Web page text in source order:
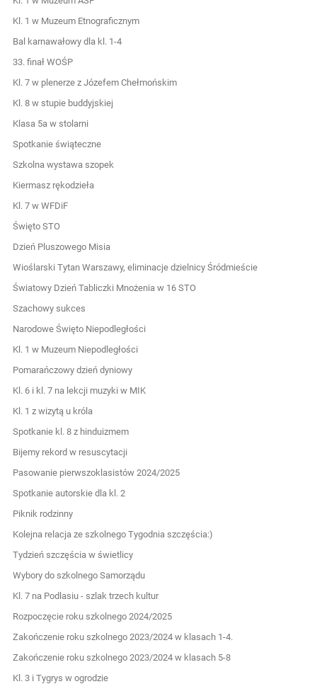
Kl. 1 w Muzeum Etnograficznym
Bal karnawałowy dla kl. 1-4
33. finał WOŚP
Kl. 7 w plenerze z Józefem Chełmońskim
Kl. 8 w stupie buddyjskiej
Klasa 5a w stolarni
Spotkanie świąteczne
Szkolna wystawa szopek
Kiermasz rękodzieła
Kl. 7 w WFDiF
Święto STO
Dzień Pluszowego Misia
Wioślarski Tytan Warszawy, eliminacje dzielnicy Śródmieście
Światowy Dzień Tabliczki Mnożenia w 16 STO
Szachowy sukces
Narodowe Święto Niepodległości
Kl. 1 w Muzeum Niepodległości
Pomarańczowy dzień dyniowy
Kl. 6 i kl. 7 na lekcji muzyki w MIK
Kl. 1 z wizytą u króla
Spotkanie kl. 8 z hinduizmem
Bijemy rekord w resuscytacji
Pasowanie pierwszoklasistów 2024/2025
Spotkanie autorskie dla kl. 2
Piknik rodzinny
Kolejna relacja ze szkolnego Tygodnia szczęścia:)
Tydzień szczęścia w świetlicy
Wybory do szkolnego Samorządu
Kl. 7 na Podlasiu - szlak trzech kultur
Rozpoczęcie roku szkolnego 2024/2025
Zakończenie roku szkolnego 2023/2024 w klasach 1-4.
Zakończenie roku szkolnego 2023/2024 w klasach 5-8
Kl. 3 i Tygrys w ogrodzie